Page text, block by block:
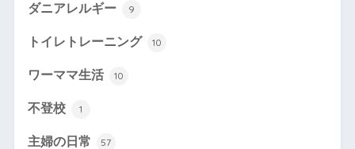
ダニアレルギー 9
トイレトレーニング 10
ワーママ生活 10
不登校 1
主婦の日常 57